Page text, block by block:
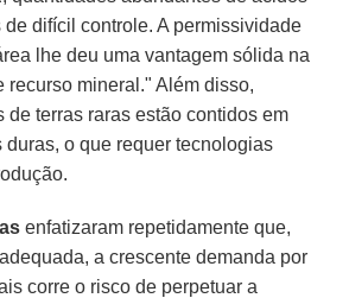
de difícil controle. A permissividade
lhe deu uma vantagem sólida na
recurso mineral." Além disso,
de terras raras estão contidos em
duras, o que requer tecnologias
enfatizaram repetidamente que,
a crescente demanda por
corre o risco de perpetuar a